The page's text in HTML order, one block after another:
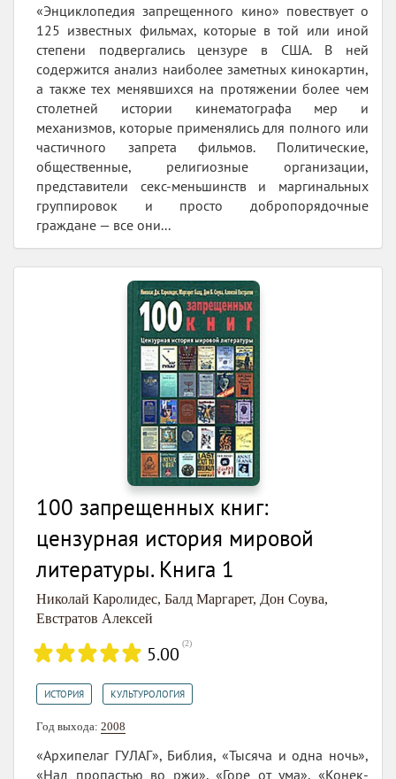
«Энциклопедия запрещенного кино» повествует о
125 известных фильмах, которые в той или иной
степени подвергались цензуре в США. В ней
содержится анализ наиболее заметных кинокартин,
а также тех менявшихся на протяжении более чем
столетней истории кинематографа мер и
механизмов, которые применялись для полного или
частичного запрета фильмов. Политические,
общественные, религиозные организации,
представители секс-меньшинств и маргинальных
группировок и просто добропорядочные
граждане — все они...
100 запрещенных книг:
цензурная история мировой
литературы. Книга 1
Николай Каролидес, Балд Маргарет, Дон Соува,
Евстратов Алексей
5.00 (2)
ИСТОРИЯ КУЛЬТУРОЛОГИЯ
Год выхода: 2008
«Архипелаг ГУЛАГ», Библия, «Тысяча и одна ночь»,
«Над пропастью во ржи», «Горе от ума», «Конек-